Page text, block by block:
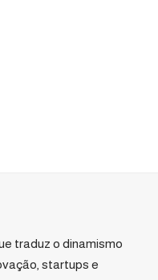
traduz o dinamismo
startups e